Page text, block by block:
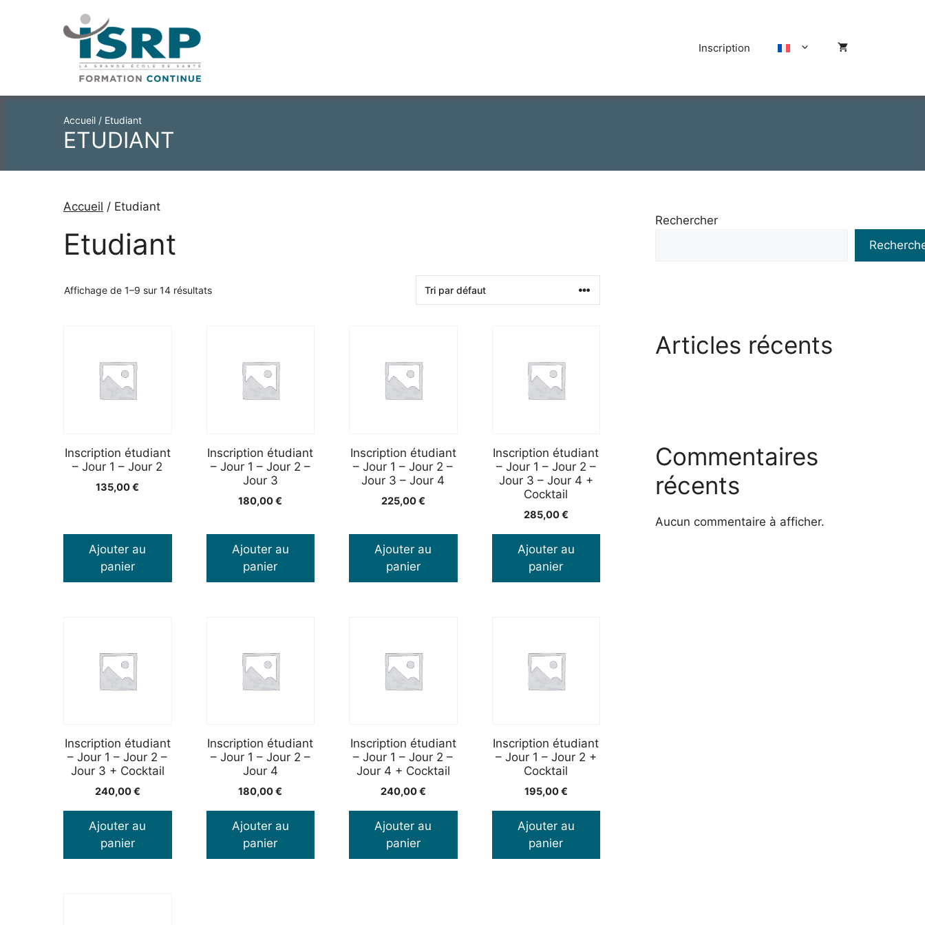
Inscription
Accueil / Etudiant
ETUDIANT
Accueil / Etudiant
Etudiant
Affichage de 1–9 sur 14 résultats
Inscription étudiant
– Jour 1 – Jour 2
135,00€
Ajouter au
panier
Inscription étudiant
– Jour 1 – Jour 2 –
Jour 3
180,00€
Ajouter au
panier
Inscription étudiant
– Jour 1 – Jour 2 –
Jour 3 – Jour 4
225,00€
Ajouter au
panier
Inscription étudiant
– Jour 1 – Jour 2 –
Jour 3 – Jour 4 +
Cocktail
285,00€
Ajouter au
panier
Inscription étudiant
– Jour 1 – Jour 2 –
Jour 3 + Cocktail
240,00€
Ajouter au
panier
Inscription étudiant
– Jour 1 – Jour 2 –
Jour 4
180,00€
Ajouter au
panier
Inscription étudiant
– Jour 1 – Jour 2 –
Jour 4 + Cocktail
240,00€
Ajouter au
panier
Inscription étudiant
– Jour 1 – Jour 2 +
Cocktail
195,00€
Ajouter au
panier
Rechercher
Articles récents
Commentaires
récents
Aucun commentaire à afficher.